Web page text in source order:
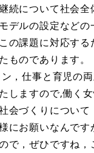
続について社会
デルの設定など
課題に対応する
のであります。
，仕事と育児の
しますので,働く
会づくりについ
にお願いなんです
で，ぜひですね，